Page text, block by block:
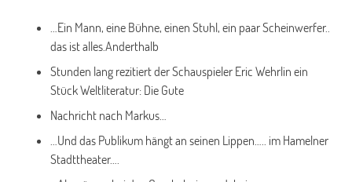
…Ein Mann, eine Bühne, einen Stuhl, ein paar Scheinwerfer..
das ist alles.Anderthalb
Stunden lang rezitiert der Schauspieler Eric Wehrlin ein
Stück Weltliteratur: Die Gute
Nachricht nach Markus…
…Und das Publikum hängt an seinen Lippen….. im Hamelner
Stadttheater….